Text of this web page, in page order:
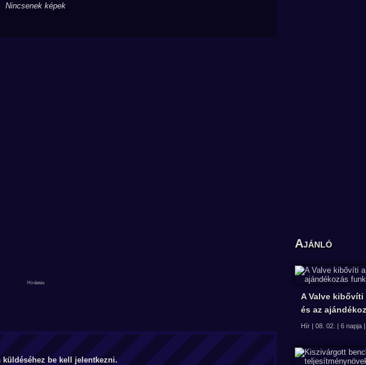
Nincsenek képek
küldéséhez be kell jelentkezni.
Ajánló
A Valve
és az
Hír | 08. 02. | 6 napja